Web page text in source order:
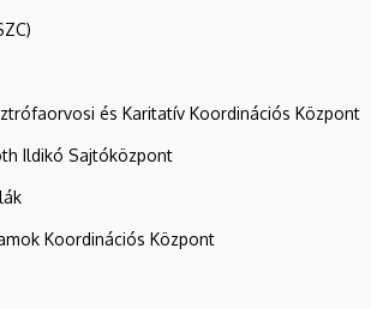
és Karitatív Koordinációs Központ
Ildikó Sajtóközpont
Koordinációs Központ